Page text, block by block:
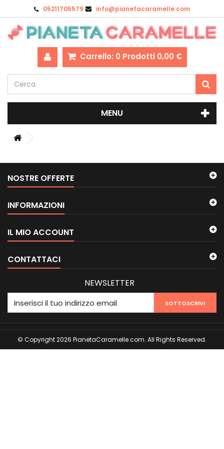
05211705579 info@pianetacaramelle.com
Carrello: 0 Prodotti 0,00 €
MENU
NOSTRE OFFERTE
INFORMAZIONI
© Copyright 2026 PianetaCaramelle.com. All Rights Reserved.
IL MIO ACCOUNT
CONTATTACI
NEWSLETTER
SOTTOSCRIVI